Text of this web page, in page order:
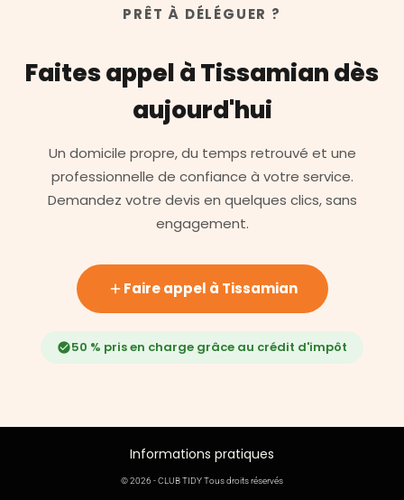
PRÊT À DÉLÉGUER ?
Faites appel à Tissamian dès
aujourd'hui
Un domicile propre, du temps retrouvé et une
professionnelle de confiance à votre service.
Demandez votre devis en quelques clics, sans
engagement.
Faire appel à Tissamian
50 % pris en charge grâce au crédit d'impôt
Informations pratiques
© 2026 - CLUB TIDY Tous droits réservés